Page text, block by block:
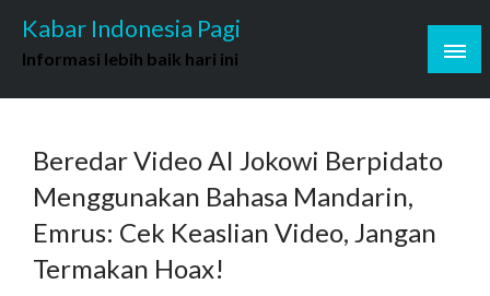
content
Kabar Indonesia Pagi
Informasi lebih baik hari ini
Beredar Video AI Jokowi Berpidato
Menggunakan Bahasa Mandarin,
Emrus: Cek Keaslian Video, Jangan
Termakan Hoax!